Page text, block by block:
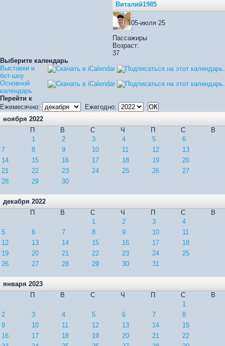
Виталий1985
:
05-июля 25
:
Пассажиры
Возраст:
37
Выберите календарь
Выставки и
бот-шоу
Основной
календарь
Перейти к
Ежемесячно:
Ежегодно:
ноября 2022
П
В С Ч П С
В
1
2 3 4 5
6
7
8 9 10 11 12
13
14
15 16 17 18 19
20
21
22 23 24 25 26
27
28
29 30
декабря 2022
П
В С Ч П С
В
1
2 3
4
5
6 7 8 9 10
11
12
13 14 15 16 17
18
19
20 21 22 23 24
25
26
27 28 29 30 31
января 2023
П
В С Ч П С
В
1
2
3 4 5 6 7
8
9
10 11 12 13 14
15
16
17 18 19 20 21
22